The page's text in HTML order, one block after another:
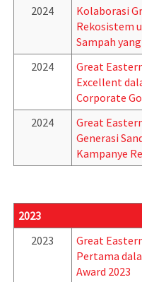
2024
Kolaborasi
Rekosistem
Sampah
2024
Great
Excellent
Corporate
2024
Great
Generasi
Kampanye
2023
2023
Great
Pertama
Award 2023